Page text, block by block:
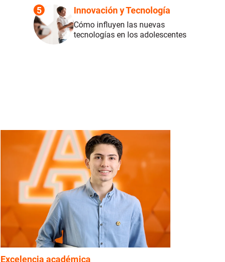
5 Innovación y Tecnología
Cómo influyen las nuevas
tecnologías en los adolescentes
Excelencia académica